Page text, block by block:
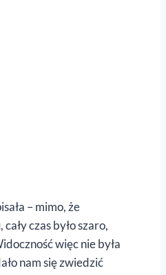
– mimo, że
czas było szaro,
więc nie była
nam się zwiedzić